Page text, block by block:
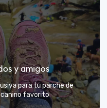
Empresas
compartir con sus
lazos rodeados de
y amigos
para tu parche de
favorito